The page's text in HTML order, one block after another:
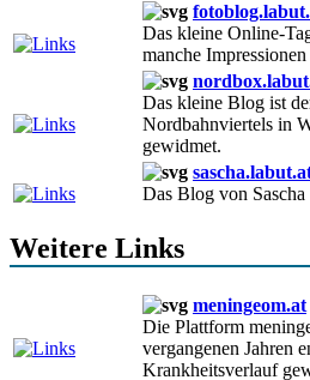
Das kleine Online-
manche
Das kleine Blog ist
Nordbahnviertels in
gewidmet.
Das Blog von Sascha
Weitere Links
meningeom.at
Die Plattform
vergangenen Jahren
Krankheitsverlauf